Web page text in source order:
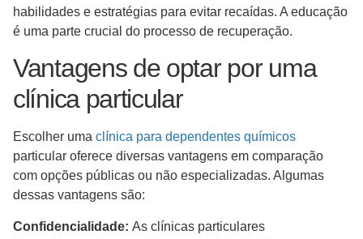
habilidades e estratégias para evitar recaídas. A educação
é uma parte crucial do processo de recuperação.
Vantagens de optar por uma
clínica particular
Escolher uma clínica para dependentes químicos
particular oferece diversas vantagens em comparação
com opções públicas ou não especializadas. Algumas
dessas vantagens são:
Confidencialidade: As clínicas particulares